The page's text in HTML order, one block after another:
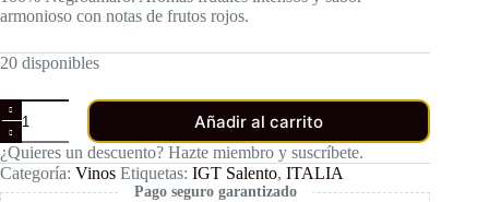
armonioso con notas de frutos rojos.
20 disponibles
San
Marco
Negroamaro
Duepalme
cantidad
Añadir al carrito
¿Quieres un descuento? Hazte miembro y suscríbete.
Categoría: Vinos Etiquetas: IGT Salento, ITALIA
Pago seguro garantizado